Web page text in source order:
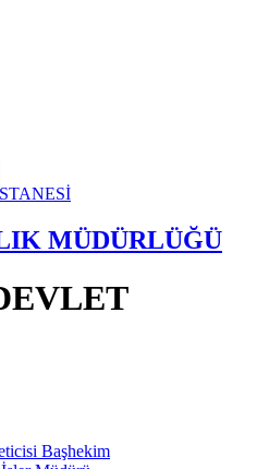
MÜDÜRLÜĞÜ
Başhekim